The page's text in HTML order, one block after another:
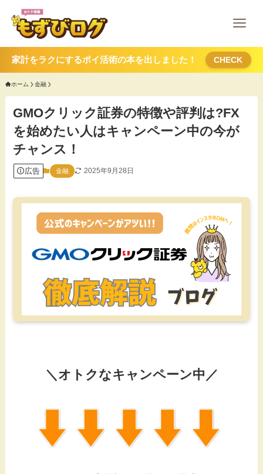
家計をラクにするポイ活術の本を出しました！ CHECK
ホーム 金融
GMOクリック証券の特徴や評判は?FX
を始めたい人はキャンペーン中の今が
チャンス！
広告 金融 2025年9月28日
＼オトクなキャンペーン中／